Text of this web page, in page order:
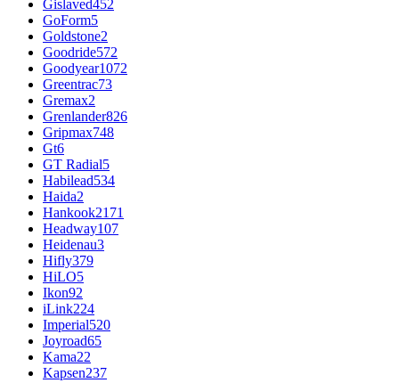
Gislaved452
GoForm5
Goldstone2
Goodride572
Goodyear1072
Greentrac73
Gremax2
Grenlander826
Gripmax748
Gt6
GT Radial5
Habilead534
Haida2
Hankook2171
Headway107
Heidenau3
Hifly379
HiLO5
Ikon92
iLink224
Imperial520
Joyroad65
Kama22
Kapsen237